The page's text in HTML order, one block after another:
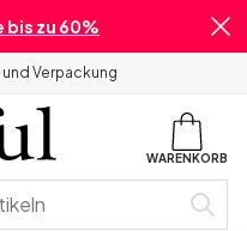
bis zu 60%
Verpackung
WARENKORB